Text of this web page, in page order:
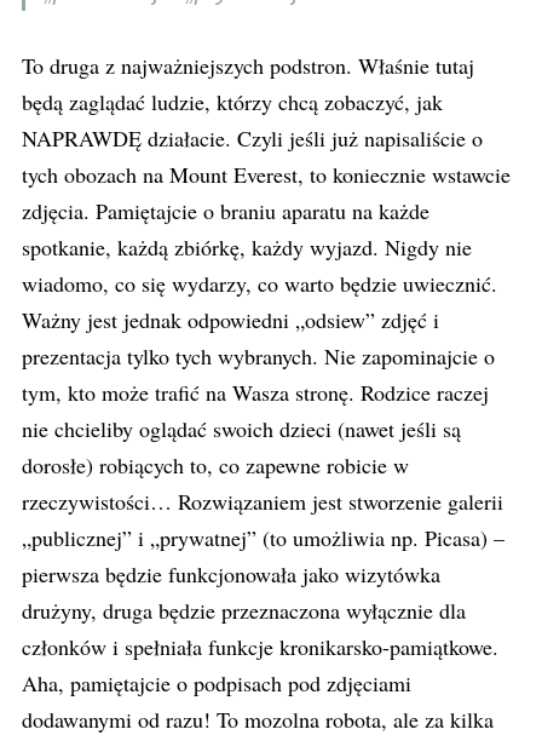
To druga z najważniejszych podstron. Właśnie tutaj
będą zaglądać ludzie, którzy chcą zobaczyć, jak
NAPRAWDĘ działacie. Czyli jeśli już napisaliście o
tych obozach na Mount Everest, to koniecznie wstawcie
zdjęcia. Pamiętajcie o braniu aparatu na każde
spotkanie, każdą zbiórkę, każdy wyjazd. Nigdy nie
wiadomo, co się wydarzy, co warto będzie uwiecznić.
Ważny jest jednak odpowiedni „odsiew” zdjęć i
prezentacja tylko tych wybranych. Nie zapominajcie o
tym, kto może trafić na Wasza stronę. Rodzice raczej
nie chcieliby oglądać swoich dzieci (nawet jeśli są
dorosłe) robiących to, co zapewne robicie w
rzeczywistości… Rozwiązaniem jest stworzenie galerii
„publicznej” i „prywatnej” (to umożliwia np. Picasa) –
pierwsza będzie funkcjonowała jako wizytówka
drużyny, druga będzie przeznaczona wyłącznie dla
członków i spełniała funkcje kronikarsko-pamiątkowe.
Aha, pamiętajcie o podpisach pod zdjęciami
dodawanymi od razu! To mozolna robota, ale za kilka